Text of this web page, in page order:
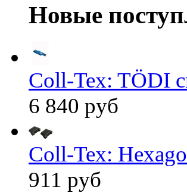
Новые
Coll-Tex: TÖDI
6 840 руб
Coll-Tex:
911 руб